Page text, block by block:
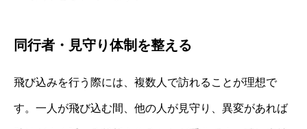
同行者・見守り体制を整える
飛び込みを行う際には、複数人で訪れることが理想で
す。一人が飛び込む間、他の人が見守り、異変があれば